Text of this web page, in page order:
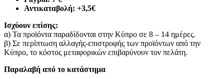
Αντικαταβολή: +3,5€
Ισχύουν επίσης:
α) Τα προϊόντα παραδίδονται στην Κύπρο σε 8 – 14 ημέρες.
β) Σε περίπτωση αλλαγής-επιστροφής των προϊόντων από την
Κύπρο, το κόστος μεταφορικών επιβαρύνουν τον πελάτη.
Παραλαβή από το κατάστημα